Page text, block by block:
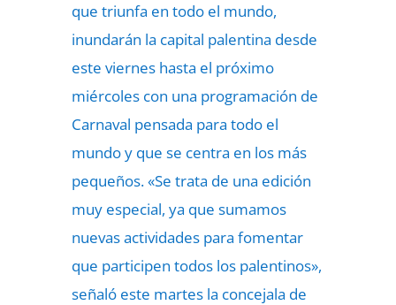
que triunfa en todo el mundo,
inundarán la capital palentina desde
este viernes hasta el próximo
miércoles con una programación de
Carnaval pensada para todo el
mundo y que se centra en los más
pequeños. «Se trata de una edición
muy especial, ya que sumamos
nuevas actividades para fomentar
que participen todos los palentinos»,
señaló este martes la concejala de